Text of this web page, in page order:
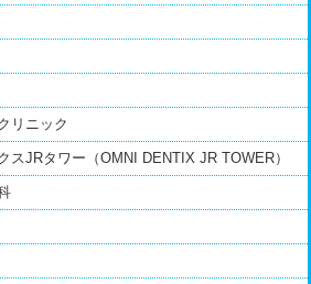
リニック
スJRタワー（OMNI DENTIX JR TOWER）